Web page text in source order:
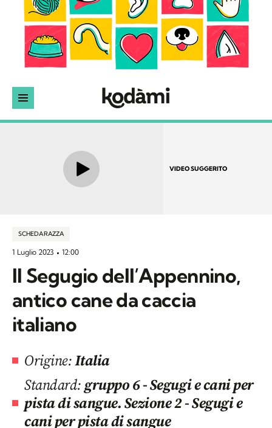
VIDEO SUGGERITO
SCHEDA RAZZA
1 Luglio 2023 12:00
Il Segugio dell’Appennino,
antico cane da caccia
italiano
Origine:Italia
Standard:gruppo 6 - Segugi e cani per
pista di sangue. Sezione 2 - Segugi e
cani per pista di sangue